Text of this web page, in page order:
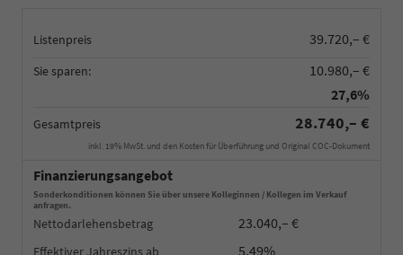
Listenpreis 39.720,– €
Sie sparen:
10.980,– €
27,6%
Gesamtpreis 28.740,– €
inkl. 19% MwSt. und den Kosten für Überführung und Original COC-Dokument
Finanzierungsangebot
Sonderkonditionen können Sie über unsere Kolleginnen / Kollegen im Verkauf
anfragen.
Nettodarlehensbetrag 23.040,– €
Effektiver Jahreszins 5,49%